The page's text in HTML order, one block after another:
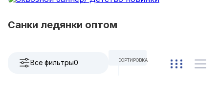
Санки ледянки оптом
Все фильтры0
СОРТИРОВКА